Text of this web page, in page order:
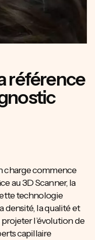
référence
charge commence
au 3D Scanner, la
technologie
densité, la qualité et
l’évolution de
capillaire